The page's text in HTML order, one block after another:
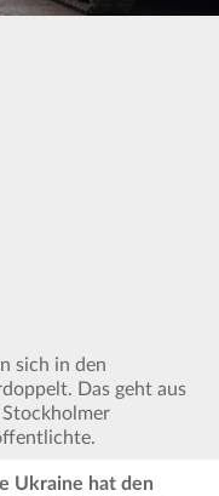
sich in den
Das geht aus
Ukraine hat den